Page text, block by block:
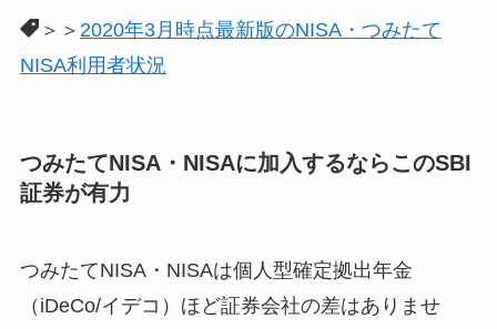
＞＞ 2020年3月時点最新版のNISA・つみたて
NISA利用者状況
つみたてNISA・NISAに加入するならこのSBI
証券が有力
つみたてNISA・NISAは個人型確定拠出年金
（iDeCo/イデコ）ほど証券会社の差はありませ